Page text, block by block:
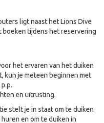
ligt naast het Lions Dive
boeken tijdens het reservering
het ervaren van het duiken
kun je meteen beginnen met
en uitrusting.
stelt je in staat om te duiken
en om te duiken in